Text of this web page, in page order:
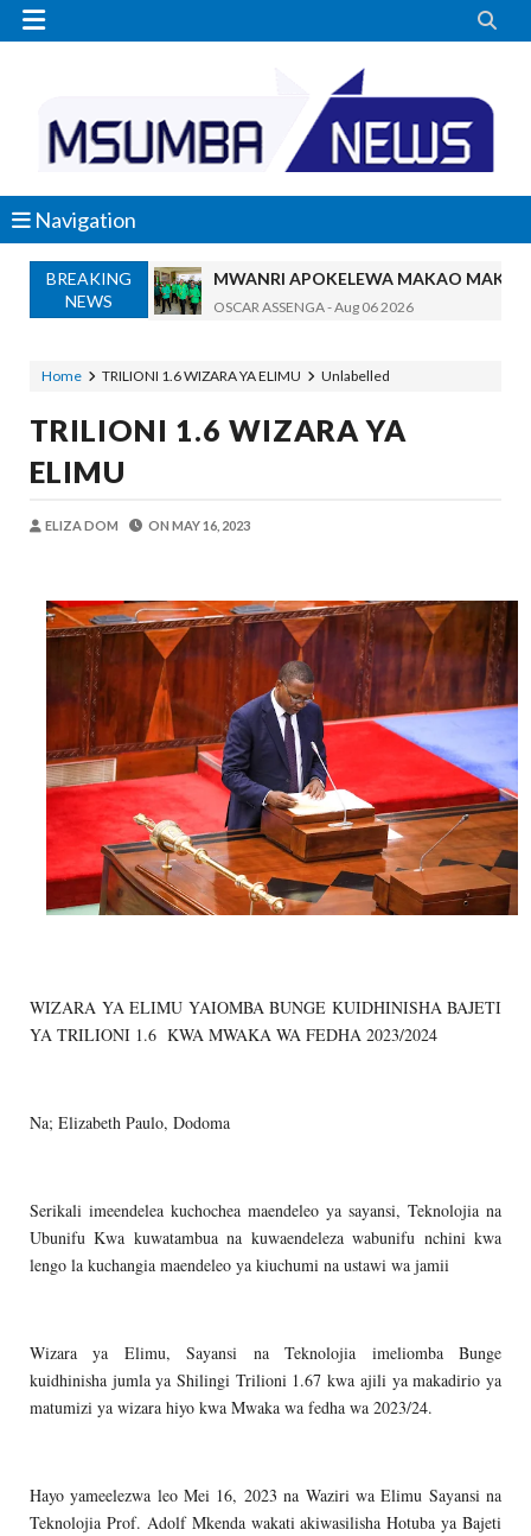
 
Navigation
BREAKING
NEWS
MWANRI APOKELEWA MAKAO
OSCAR ASSENGA-Aug 06 2026
Aug 06 2026
Zawadi-Aug 06 2026
MSUMBA-Aug 06 2026
WAJASIRIAMALI KUTOKA PEMBA
MSUMBA -Aug 06 2026
TBS YAWAHIMIZA WAJASIRIAMALI
OSCAR ASSENGA-Aug 06 2026
DC Mtambule Ataka Watu Wafichue
OSCAR ASSENGA-Aug 06 2026
Maisha Yangu Yalikuwa Kwenye Giza
Zawadi-Aug 06 2026
Home Unlabelled
TRILIONI 1.6 WIZARA YA ELIMU
TRILIONI 1.6 WIZARA YA
ELIMU
ELIZA DOM ON MAY 16, 2023
WIZARA YA ELIMU YAIOMBA BUNGE KUIDHINISHA BAJETI
YA TRILIONI 1.6 KWA MWAKA WA FEDHA 2023/2024
Na; Elizabeth Paulo, Dodoma
Serikali imeendelea kuchochea maendeleo ya sayansi, Teknolojia na
Ubunifu Kwa kuwatambua na kuwaendeleza wabunifu nchini kwa
lengo la kuchangia maendeleo ya kiuchumi na ustawi wa jamii
Wizara ya Elimu, Sayansi na Teknolojia imeliomba Bunge
kuidhinisha jumla ya Shilingi Trilioni 1.67 kwa ajili ya makadirio ya
matumizi ya wizara hiyo kwa Mwaka wa fedha wa 2023/24.
Hayo yameelezwa leo Mei 16, 2023 na Waziri wa Elimu Sayansi na
Teknolojia Prof. Adolf Mkenda wakati akiwasilisha Hotuba ya Bajeti